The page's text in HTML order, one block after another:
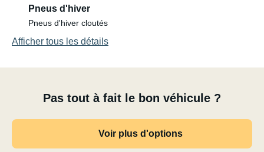
Pneus d'hiver
Pneus d'hiver cloutés
Afficher tous les détails
Pas tout à fait le bon véhicule ?
Voir plus d'options